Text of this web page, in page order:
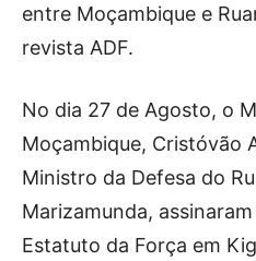
entre Moçambique e
revista ADF.
No dia 27 de Agosto, o
Moçambique, Cristóvão
Ministro da Defesa do
Marizamunda,
Estatuto da Força em